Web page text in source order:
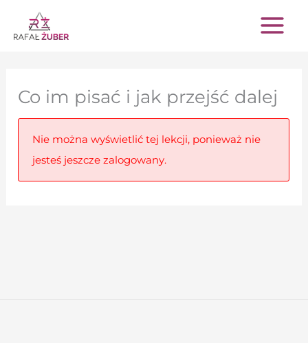
Przejdź
do
Co im pisać i jak przejść dalej
Nie można wyświetlić tej lekcji, ponieważ nie
jesteś jeszcze zalogowany.